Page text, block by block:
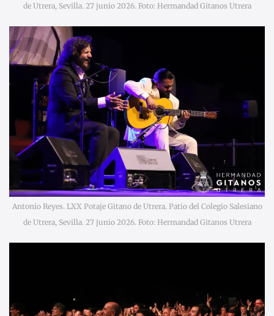
de Utrera, Sevilla. 27 junio 2026. Foto: Hermandad Gitanos Utrera
Antonio Reyes. LXX Potaje Gitano de Utrera. Patio del Colegio Salesiano
de Utrera, Sevilla. 27 junio 2026. Foto: Hermandad Gitanos Utrera